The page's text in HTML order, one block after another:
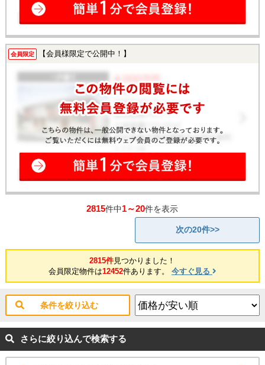
会員限定 【会員様限定で公開中！】
2815件中1～20件を表示
次の20件>>
2815件見つかりました！
会員限定物件は12452件あります。 今すぐ見る
条件を絞り込む
さらに絞り込んで検索する